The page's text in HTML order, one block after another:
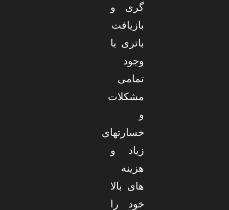
گری و
بازیافت
باتری با
وجود
تمامی
مشکلات
و
خسارتهای
زیاد و
هزینه
های بالا
خود را